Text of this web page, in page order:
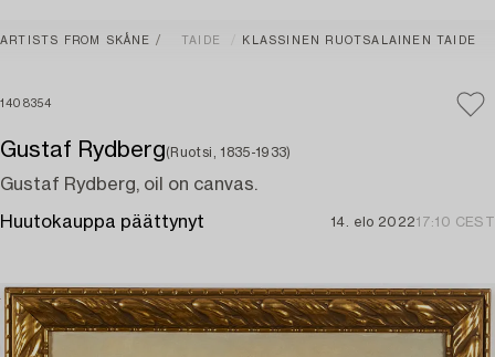
ARTISTS FROM SKÅNE TAIDE KLASSINEN RUOTSALAINEN TAIDE
1408354
Gustaf Rydberg(Ruotsi, 1835-1933)
Gustaf Rydberg, oil on canvas.
Huutokauppa päättynyt 14. elo 202217:10 CEST